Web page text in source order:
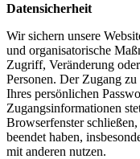
Datensicherheit
Wir sichern unsere
und organisatorische
Zugriff, Veränderung
Personen. Der Zugang
Ihres persönlichen
Zugangsinformationen
Browserfenster
beendet haben,
mit anderen nutzen.